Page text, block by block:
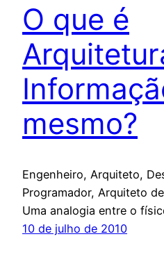
O que é
mesmo?
Engenheiro, Arquiteto,
Programador, Arquiteto
Uma analogia entre o
10 de julho de 2010